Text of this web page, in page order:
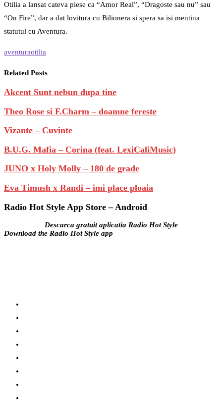
Otilia a lansat cateva piese ca “Amor Real”, “Dragoste sau nu” sau
“On Fire”, dar a dat lovitura cu Bilionera si spera sa isi mentina
statutul cu Aventura.
aventuraotilia
Related Posts
Akcent Sunt nebun dupa tine
Theo Rose si F.Charm – doamne fereste
Vizante – Cuvinte
B.U.G. Mafia – Corina (feat. LexiCaliMusic‬)
JUNO x Holy Molly‬ – 180 de grade
Eva Timush x Randi – imi place ploaia
Radio Hot Style App Store – Android
Descarca gratuit aplicatia Radio Hot Style
Download the Radio Hot Style app